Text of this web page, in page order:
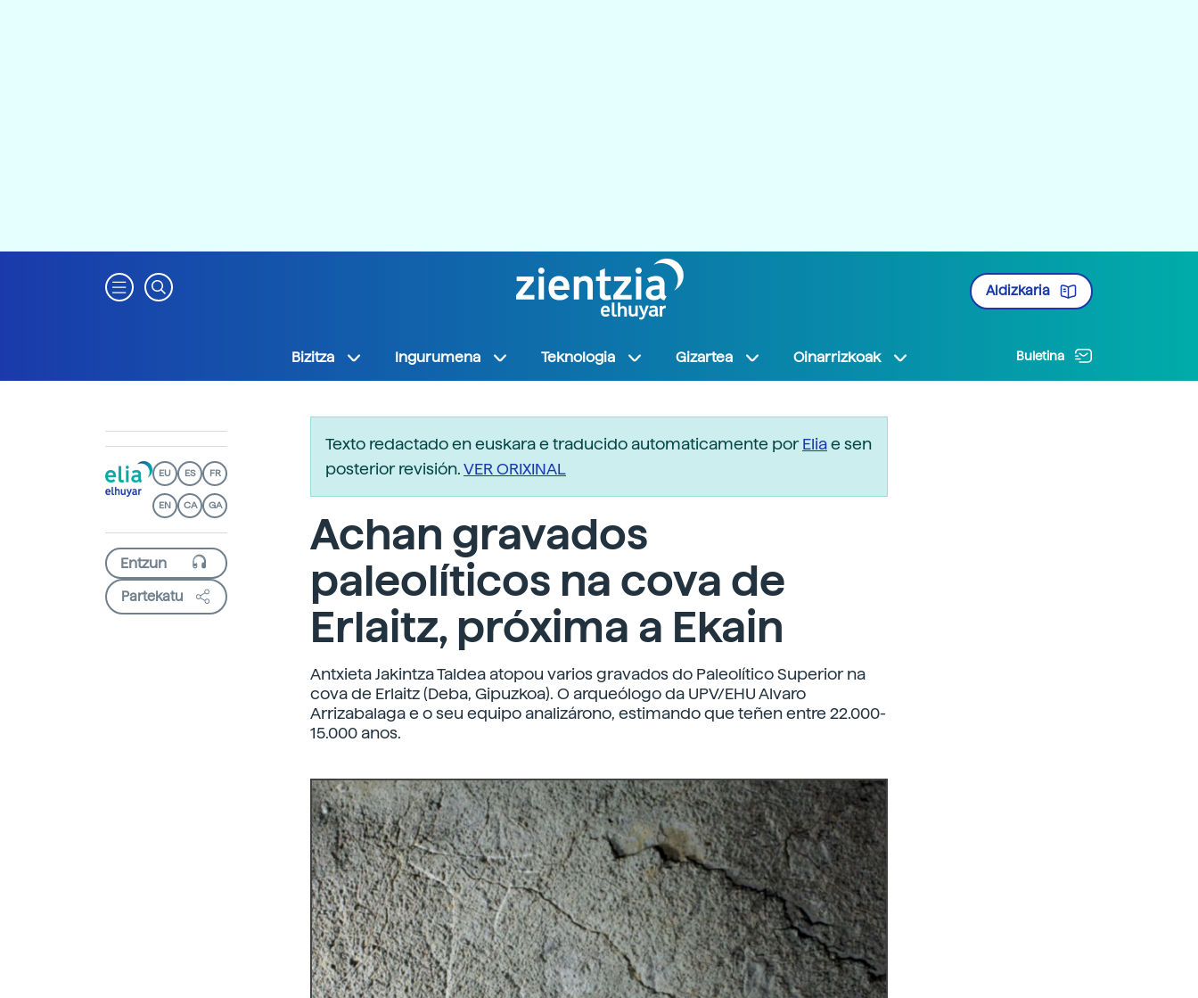
Aldizkaria
Bizitza Ingurumena Teknologia Gizartea Oinarrizkoak Buletina
EU ES FR
EN CA GA
Partekatu
Texto redactado en euskara e traducido automaticamente porEliae sen
posterior revisión.VER ORIXINAL
Achan gravados
paleolíticos na cova de
Erlaitz, próxima a Ekain
Antxieta Jakintza Taldea atopou varios gravados do Paleolítico Superior na
cova de Erlaitz (Deba, Gipuzkoa). O arqueólogo da UPV/EHU Alvaro
Arrizabalaga e o seu equipo analizárono, estimando que teñen entre 22.000-
15.000 anos.